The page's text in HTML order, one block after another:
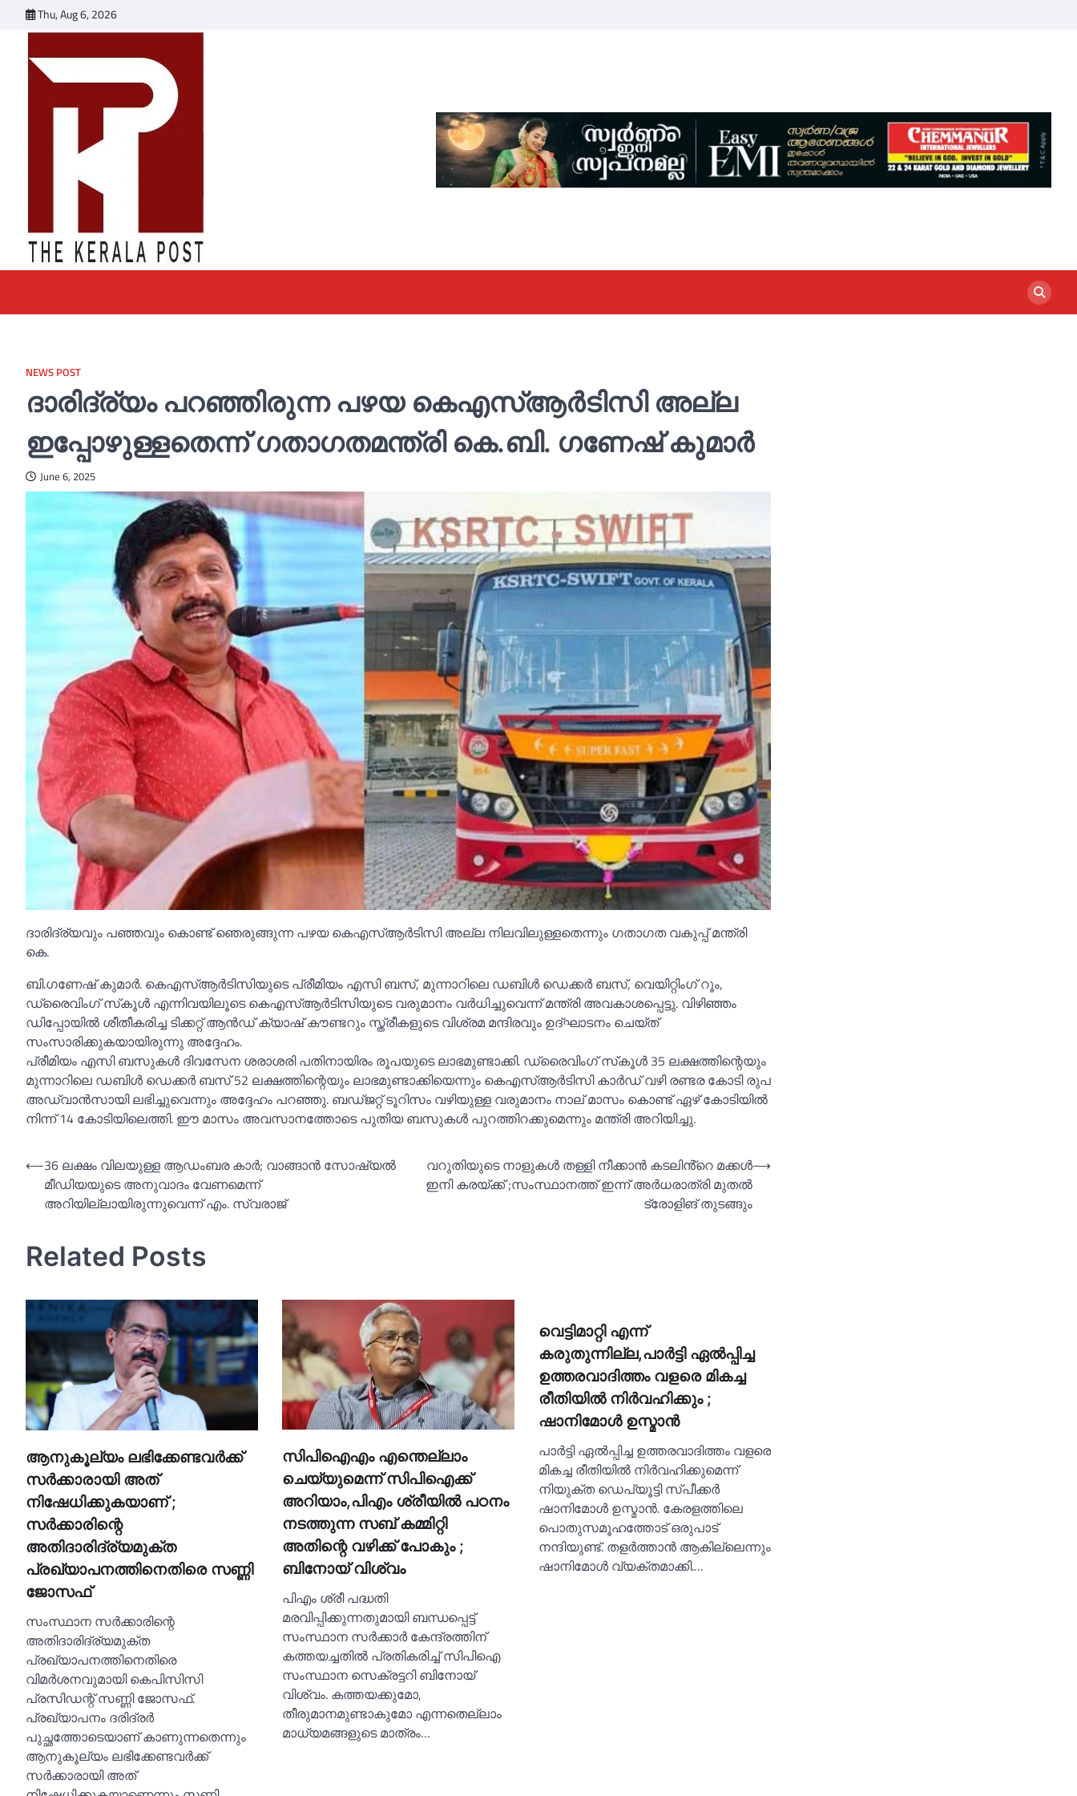
Thu, Aug 6, 2026
NEWS POST
ദാരിദ്ര്യം പറഞ്ഞിരുന്ന പഴയ കെഎസ്‌ആര്‍ടിസി അല്ല
ഇപ്പോഴുള്ളതെന്ന് ഗതാഗതമന്ത്രി കെ.ബി. ഗണേഷ് കുമാര്‍
June 6, 2025
ദാരിദ്ര്യവും പഞ്ഞവും കൊണ്ട് ഞെരുങ്ങുന്ന പഴയ കെഎസ്‌ആര്‍ടിസി അല്ല നിലവിലുള്ളതെന്നും ഗതാഗത വകുപ്പ് മന്ത്രി
കെ.
ബി.ഗണേഷ് കുമാര്‍. കെഎസ്‌ആര്‍ടിസിയുടെ പ്രീമിയം എസി ബസ്, മുന്നാറിലെ ഡബിള്‍ ഡെക്കര്‍ ബസ്, വെയിറ്റിംഗ് റൂം,
ഡ്രൈവിംഗ് സ്‌കൂള്‍ എന്നിവയിലൂടെ കെഎസ്‌ആര്‍ടിസിയുടെ വരുമാനം വര്‍ധിച്ചുവെന്ന് മന്ത്രി അവകാശപ്പെട്ടു. വിഴിഞ്ഞം
ഡിപ്പോയില്‍ ശീതീകരിച്ച ടിക്കറ്റ് ആന്‍ഡ് ക്യാഷ് കൗണ്ടറും സ്ത്രീകളുടെ വിശ്രമ മന്ദിരവും ഉദ്ഘാടനം ചെയ്ത്
സംസാരിക്കുകയായിരുന്നു അദ്ദേഹം.
പ്രീമിയം എസി ബസുകള്‍ ദിവസേന ശരാശരി പതിനായിരം രൂപയുടെ ലാഭമുണ്ടാക്കി. ഡ്രൈവിംഗ് സ്‌കൂള്‍ 35 ലക്ഷത്തിന്റെയും
മുന്നാറിലെ ഡബിള്‍ ഡെക്കര്‍ ബസ് 52 ലക്ഷത്തിന്റെയും ലാഭമുണ്ടാക്കിയെന്നും കെഎസ്‌ആര്‍ടിസി കാര്‍ഡ് വഴി രണ്ടര കോടി രുപ
അഡ്വാന്‍സായി ലഭിച്ചുവെന്നും അദ്ദേഹം പറഞ്ഞു. ബഡ്ജറ്റ് ടൂറിസം വഴിയുള്ള വരുമാനം നാല് മാസം കൊണ്ട് ഏഴ് കോടിയില്‍
നിന്ന് 14 കോടിയിലെത്തി. ഈ മാസം അവസാനത്തോടെ പുതിയ ബസുകള്‍ പുറത്തിറക്കുമെന്നും മന്ത്രി അറിയിച്ചു.
Post
navigation
⟵36 ലക്ഷം വിലയുള്ള ആഡംബര കാര്‍; വാങ്ങാൻ സോഷ്യല്‍
മീഡിയയുടെ അനുവാദം വേണമെന്ന്
അറിയില്ലായിരുന്നുവെന്ന് എം. സ്വരാജ്
വറുതിയുടെ നാളുകള്‍ തള്ളി നീക്കാൻ കടലിൻ്റെ മക്കള്‍
ഇനി കരയ്ക്ക് ;സംസ്ഥാനത്ത് ഇന്ന് അര്‍ധരാത്രി മുതല്‍
ട്രോളിങ് തുടങ്ങും
⟶
Related Posts
ആനുകൂല്യം ലഭിക്കേണ്ടവര്‍ക്ക്
സര്‍ക്കാരായി അത്
നിഷേധിക്കുകയാണ് ;
സര്‍ക്കാരിന്റെ
അതിദാരിദ്ര്യമുക്ത
പ്രഖ്യാപനത്തിനെതിരെ സണ്ണി
ജോസഫ്
സംസ്ഥാന സര്‍ക്കാരിന്റെ
അതിദാരിദ്ര്യമുക്ത
പ്രഖ്യാപനത്തിനെതിരെ
വിമര്‍ശനവുമായി കെപിസിസി
പ്രസിഡന്റ് സണ്ണി ജോസഫ്.
പ്രഖ്യാപനം ദരിദ്രര്‍
പുച്ഛത്തോടെയാണ് കാണുന്നതെന്നും
ആനുകൂല്യം ലഭിക്കേണ്ടവര്‍ക്ക്
സര്‍ക്കാരായി അത്
സിപിഐഎം എന്തെല്ലാം
ചെയ്യുമെന്ന് സിപിഐക്ക്
അറിയാം,പിഎം ശ്രീയില്‍ പഠനം
നടത്തുന്ന സബ് കമ്മിറ്റി
അതിന്റെ വഴിക്ക് പോകും ;
ബിനോയ് വിശ്വം
പിഎം ശ്രീ പദ്ധതി
മരവിപ്പിക്കുന്നതുമായി ബന്ധപ്പെട്ട്
സംസ്ഥാന സർക്കാർ കേന്ദ്രത്തിന്
കത്തയച്ചതില്‍ പ്രതികരിച്ച്‌ സിപിഐ
സംസ്ഥാന സെക്രട്ടറി ബിനോയ്
വിശ്വം. കത്തയക്കുമോ,
തീരുമാനമുണ്ടാകുമോ എന്നതെല്ലാം
മാധ്യമങ്ങളുടെ മാത്രം…
വെട്ടിമാറ്റി എന്ന്
കരുതുന്നില്ല,പാര്‍ട്ടി ഏല്‍പ്പിച്ച
ഉത്തരവാദിത്തം വളരെ മികച്ച
രീതിയില്‍ നിര്‍വഹിക്കും ;
ഷാനിമോള്‍ ഉസ്മാന്‍
പാര്‍ട്ടി ഏല്‍പ്പിച്ച ഉത്തരവാദിത്തം വളരെ
മികച്ച രീതിയില്‍ നിര്‍വഹിക്കുമെന്ന്
നിയുക്ത ഡെപ്യൂട്ടി സ്പീക്കര്‍
ഷാനിമോള്‍ ഉസ്മാന്‍. കേരളത്തിലെ
പൊതുസമൂഹത്തോട് ഒരുപാട്
നന്ദിയുണ്ട്. തളര്‍ത്താന്‍ ആകില്ലെന്നും
ഷാനിമോള്‍ വ്യക്തമാക്കി.…